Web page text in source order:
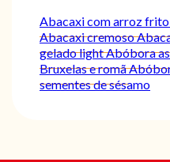
Abacaxi com arroz frito
Abacaxi cremoso
gelado lightAbóbora
Bruxelas e romã
sementes de sésamo